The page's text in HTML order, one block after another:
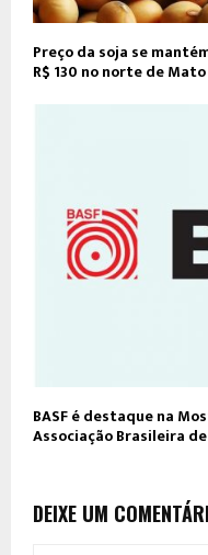
Preço da soja se
R$ 130 no norte de
BASF é destaque na
Associação Brasileira
DEIXE UM